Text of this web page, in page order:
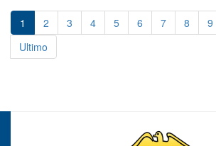
1 2 3 4 5 6 7 8 9
Ultimo